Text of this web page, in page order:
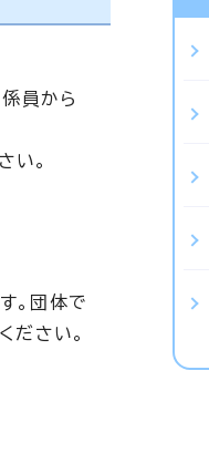
員から
い。
。団体で
ださい。